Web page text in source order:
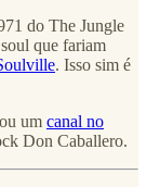
do The Jungle
que fariam
. Isso sim é
um canal no
Don Caballero.